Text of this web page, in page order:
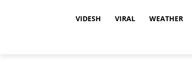
VIDESH VIRAL WEATHER